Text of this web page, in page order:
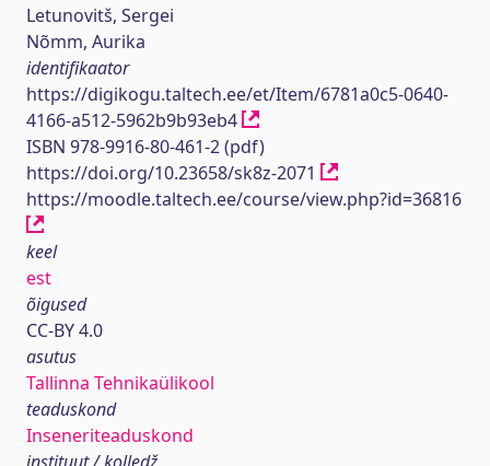
Letunovitš, Sergei
Nõmm, Aurika
identifikaator
https://digikogu.taltech.ee/et/Item/6781a0c5-0640-
4166-a512-5962b9b93eb4
ISBN 978-9916-80-461-2 (pdf)
https://doi.org/10.23658/sk8z-2071
https://moodle.taltech.ee/course/view.php?id=36816
keel
est
õigused
CC-BY 4.0
asutus
Tallinna Tehnikaülikool
teaduskond
Inseneriteaduskond